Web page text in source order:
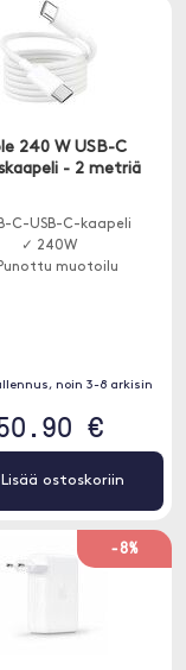
240 W USB-C
- 2 metriä
C-USB-C-kaapeli
✓ 240W
muotoilu
noin 3-8 arkisin
€
Lisää ostoskoriin
-8%